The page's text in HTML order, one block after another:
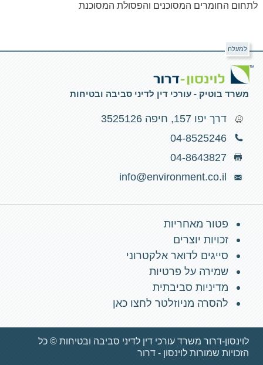
לתחום החומרים המסוכנים והפסולת המסוכנת
למעלה
משרד בוטיק - עורכי דין לדיני סביבה ובטיחות
דרך יפו 157, חיפה 3525126
04-8525246
04-8643827
info@environment.co.il
פטור מאחריות
זכויות יוצרים
סייגים לדואר אלקטרוני
שמירה על פרטיות
מדיניות סביבתית
להסרה מניוזלטר לחצו כאן
לוינסון-דרור משרד עורכי דין לדיני סביבה ובטיחות © כל
הזכויות שמורות לוינסון - דרור